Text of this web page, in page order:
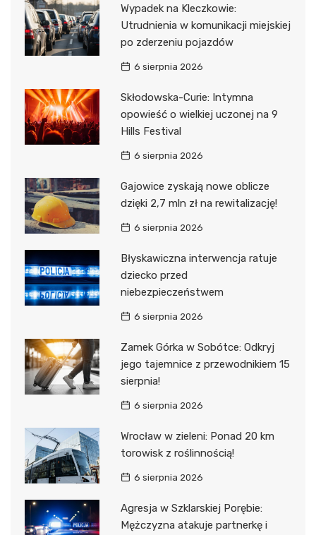
Wypadek na Kleczkowie:
Utrudnienia w komunikacji miejskiej
po zderzeniu pojazdów
6 sierpnia 2026
Skłodowska-Curie: Intymna
opowieść o wielkiej uczonej na 9
Hills Festival
6 sierpnia 2026
Gajowice zyskają nowe oblicze
dzięki 2,7 mln zł na rewitalizację!
6 sierpnia 2026
Błyskawiczna interwencja ratuje
dziecko przed
niebezpieczeństwem
6 sierpnia 2026
Zamek Górka w Sobótce: Odkryj
jego tajemnice z przewodnikiem 15
sierpnia!
6 sierpnia 2026
Wrocław w zieleni: Ponad 20 km
torowisk z roślinnością!
6 sierpnia 2026
Agresja w Szklarskiej Porębie:
Mężczyzna atakuje partnerkę i